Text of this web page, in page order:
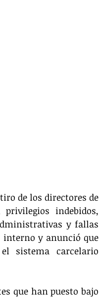
de los directores de
indebidos,
y fallas
interno y anunció que
sistema carcelario
que han puesto bajo